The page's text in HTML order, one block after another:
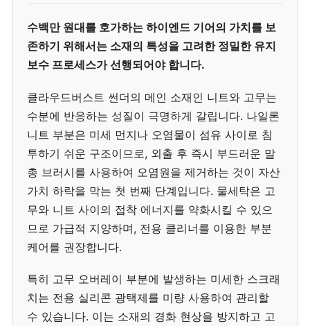
수백만 원대를 호가하는 하이엔드 기어의 가치를 보
존하기 위해서는 소재의 특성을 고려한 정밀한 유지
보수 프로세스가 선행되어야 합니다.
클라우드버스트 썬더의 메인 소재인 니트와 고무는
수분에 반응하는 성질이 극명하게 갈립니다. 나일론
니트 부분은 미세 먼지나 오염물이 섬유 사이로 침
투하기 쉬운 구조이므로, 외출 후 즉시 부드러운 말
총 브러시를 사용하여 오염원을 제거하는 것이 자산
가치 하락을 막는 첫 번째 단계입니다. 물세탁은 고
무와 니트 사이의 접착 에너지를 약화시킬 수 있으
므로 가급적 지양하며, 전용 클리너를 이용한 부분
케어를 권장합니다.
특히 고무 오버레이 부분에 발생하는 미세한 스크래
치는 전용 실리콘 광택제를 미량 사용하여 관리할
수 있습니다. 이는 소재의 경화 현상을 방지하고 고